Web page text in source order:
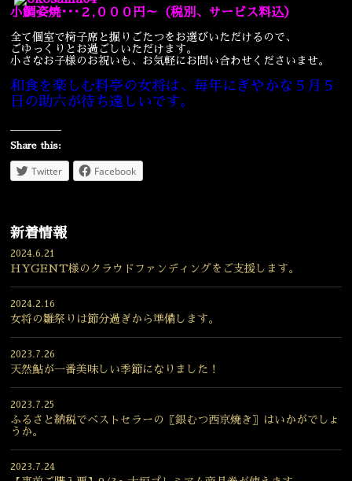
小鯛姿焼･･･２,０００円～ （税別、サービス料込）
全て個室で椅子席と掘りごたつをお選びいただけるので、
ごゆっくりとお過ごしいただけます。
小さなお子様のお祝いも、お気軽にお問い合わせくださいませ。
和食を楽しむ料亭の女将は、毎年にぎやかな５月５
日の助六が待ち遠しいです。
Share this:
Twitter Facebook
新着情報
2024.6.21
HYGENT様のクラウドファンディングをご支援します。
2024.2.16
女将の雛祭りは節分過ぎから準備します。
2023.7.26
天然鮎が一番美味しい季節になりました！
2023.7.25
ふるさと納税でベストセラーの〖銀むつ西京焼き〗はいかがでしょ
うか。
2023.7.24